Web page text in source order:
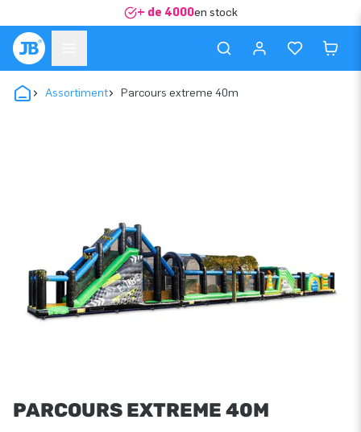
+ de 4000en stock
Assortiment Parcours extreme 40m
PARCOURS EXTREME 40M